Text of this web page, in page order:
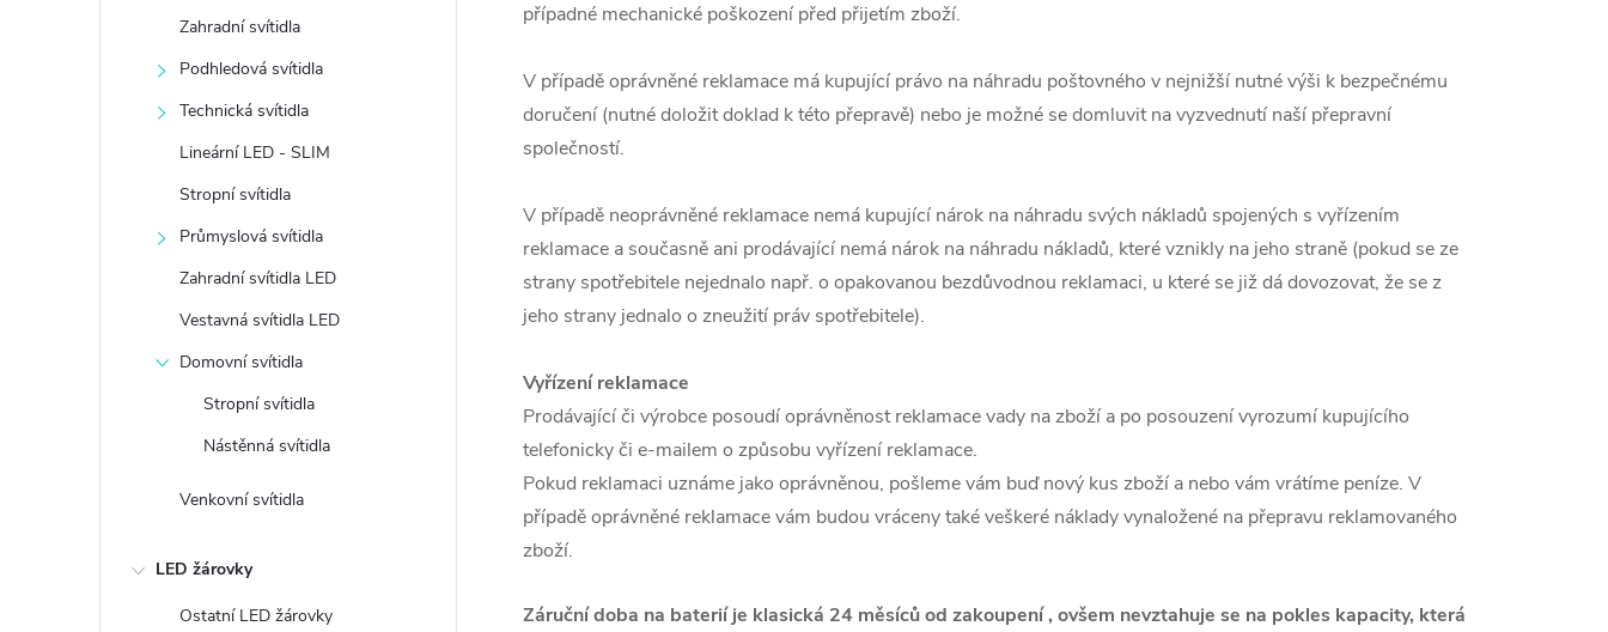
Zahradní svítidla
Podhledová svítidla
Technická svítidla
Lineární LED - SLIM
Stropní svítidla
Průmyslová svítidla
Zahradní svítidla LED
Vestavná svítidla LED
Domovní svítidla
Stropní svítidla
Nástěnná svítidla
Venkovní svítidla
LED žárovky
Ostatní LED žárovky
případné mechanické poškození před přijetím zboží.
V případě oprávněné reklamace má kupující právo na náhradu poštovného v nejnižší nutné výši k bezpečnému
doručení (nutné doložit doklad k této přepravě) nebo je možné se domluvit na vyzvednutí naší přepravní
společností.
V případě neoprávněné reklamace nemá kupující nárok na náhradu svých nákladů spojených s vyřízením
reklamace a současně ani prodávající nemá nárok na náhradu nákladů, které vznikly na jeho straně (pokud se ze
strany spotřebitele nejednalo např. o opakovanou bezdůvodnou reklamaci, u které se již dá dovozovat, že se z
jeho strany jednalo o zneužití práv spotřebitele).
Vyřízení reklamace
Prodávající či výrobce posoudí oprávněnost reklamace vady na zboží a po posouzení vyrozumí kupujícího
telefonicky či e-mailem o způsobu vyřízení reklamace.
Pokud reklamaci uznáme jako oprávněnou, pošleme vám buď nový kus zboží a nebo vám vrátíme peníze. V
případě oprávněné reklamace vám budou vráceny také veškeré náklady vynaložené na přepravu reklamovaného
zboží.
Záruční doba na baterií je klasická 24 měsíců od zakoupení , ovšem nevztahuje se na pokles kapacity, která